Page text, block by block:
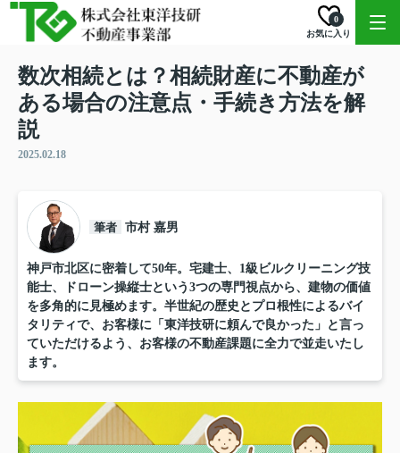
お気に入り
0
数次相続とは？相続財産に不動産が
ある場合の注意点・手続き方法を解
説
2025.02.18
筆者 市村 嘉男
神戸市北区に密着して50年。宅建士、1級ビルクリーニング技
能士、ドローン操縦士という3つの専門視点から、建物の価値
を多角的に見極めます。半世紀の歴史とプロ根性によるバイ
タリティで、お客様に「東洋技研に頼んで良かった」と言っ
ていただけるよう、お客様の不動産課題に全力で並走いたし
ます。